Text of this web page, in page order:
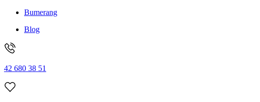
Bumerang
Blog
42 680 38 51